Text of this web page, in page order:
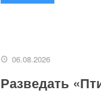
06.08.2026
Разведать